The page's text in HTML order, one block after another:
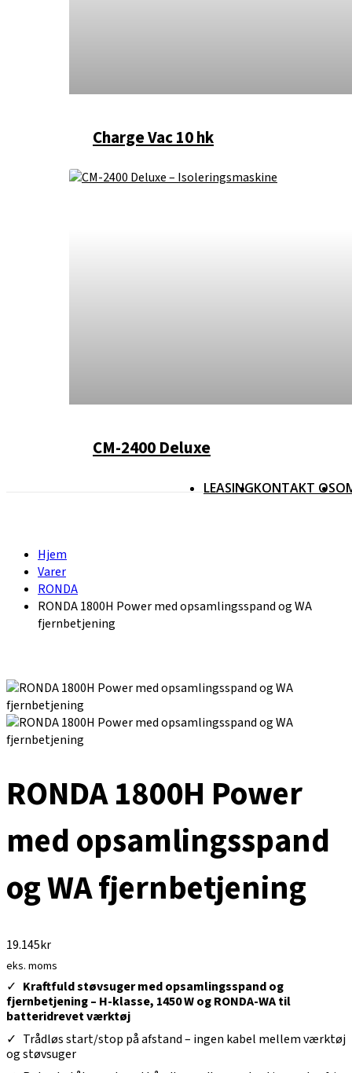
Charge Vac 10 hk
CM-2400 Deluxe
KONTAKT OS
LEASING
Hjem
Varer
RONDA
RONDA 1800H Power med opsamlingsspand og WA
fjernbetjening
RONDA 1800H Power
med opsamlingsspand
og WA fjernbetjening
19.145kr
eks. moms
Kraftfuld støvsuger med opsamlingsspand og
fjernbetjening – H-klasse, 1450 W og RONDA-WA til
batteridrevet værktøj
Trådløs start/stop på afstand – ingen kabel mellem værktøj
og støvsuger